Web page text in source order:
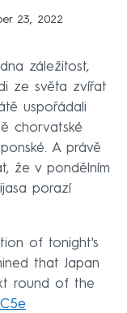
23, 2022
záležitost,
ze světa zvířat
uspořádali
chorvatské
A právě
že v pondělním
porazí
of tonight's
that Japan
round of the